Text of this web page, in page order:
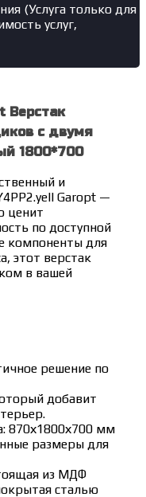
(Услуга только для
услуг,
Верстак
с двумя
1800*700
и
Garopt —
ценит
по доступной
компоненты для
этот верстак
в вашей
решение по
добавит
870х1800х700 мм
размеры для
из МДФ
сталью